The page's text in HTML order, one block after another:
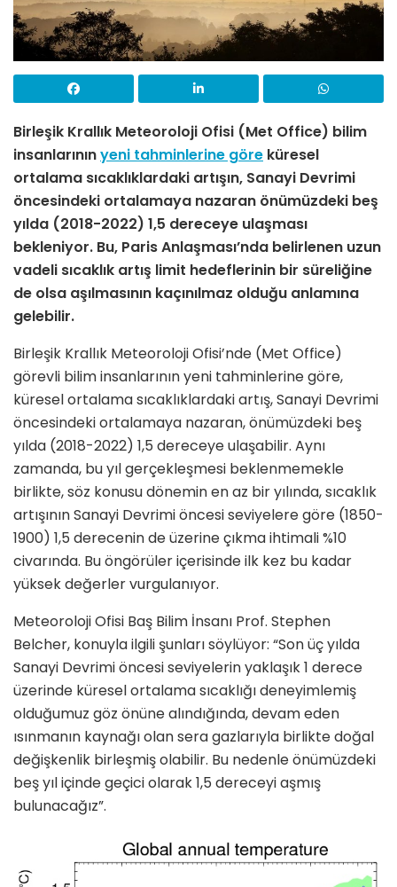
Birleşik Krallık Meteoroloji Ofisi (Met Office) bilim
insanlarınınyeni tahminlerine göre küresel
ortalama sıcaklıklardaki artışın, Sanayi Devrimi
öncesindeki ortalamaya nazaran önümüzdeki beş
yılda (2018-2022) 1,5 dereceye ulaşması
bekleniyor. Bu, Paris Anlaşması’nda belirlenen uzun
vadeli sıcaklık artış limit hedeflerinin bir süreliğine
de olsa aşılmasının kaçınılmaz olduğu anlamına
gelebilir.
Birleşik Krallık Meteoroloji Ofisi’nde (Met Office)
görevli bilim insanlarının yeni tahminlerine göre,
küresel ortalama sıcaklıklardaki artış, Sanayi Devrimi
öncesindeki ortalamaya nazaran, önümüzdeki beş
yılda (2018-2022) 1,5 dereceye ulaşabilir. Aynı
zamanda, bu yıl gerçekleşmesi beklenmemekle
birlikte, söz konusu dönemin en az bir yılında, sıcaklık
artışının Sanayi Devrimi öncesi seviyelere göre (1850-
1900) 1,5 derecenin de üzerine çıkma ihtimali %10
civarında. Bu öngörüler içerisinde ilk kez bu kadar
yüksek değerler vurgulanıyor.
Meteoroloji Ofisi Baş Bilim İnsanı Prof. Stephen
Belcher, konuyla ilgili şunları söylüyor: “Son üç yılda
Sanayi Devrimi öncesi seviyelerin yaklaşık 1 derece
üzerinde küresel ortalama sıcaklığı deneyimlemiş
olduğumuz göz önüne alındığında, devam eden
ısınmanın kaynağı olan sera gazlarıyla birlikte doğal
değişkenlik birleşmiş olabilir. Bu nedenle önümüzdeki
beş yıl içinde geçici olarak 1,5 dereceyi aşmış
bulunacağız”.